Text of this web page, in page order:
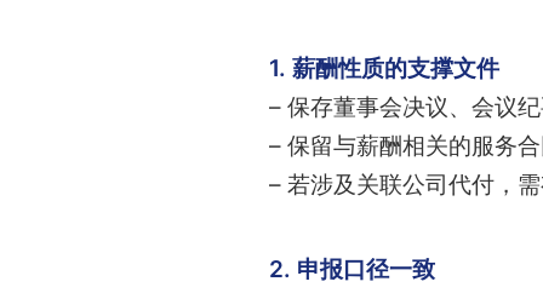
1. 薪酬性质的支撑文件
– 保存董事会决议、会议
– 保留与薪酬相关的服务
– 若涉及关联公司代付，
2. 申报口径一致